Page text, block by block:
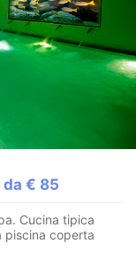
€ 85
Cucina tipica
piscina coperta